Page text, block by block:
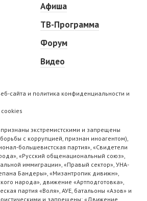
Афиша
ТВ-Программа
Форум
Видео
сайта и политика конфиденциальности и
экстремистскими и запрещены
с коррупцией, признан иноагентом),
большевистская партия», «Свидетели
«Русский общенациональный союз»,
иммиграции», «Правый сектор», УНА-
Бандеры», «Мизантропик дивижн»,
народа», движение «Артподготовка»,
партия «Воля», АУЕ, батальоны «Азов» и
и запрещены: «Движение